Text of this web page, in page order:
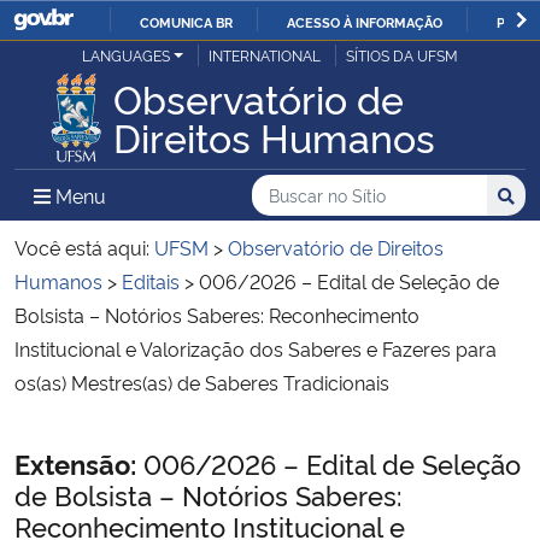
IR
PARA
CONTEÚDO
COMUNICA BR ACESSO À INFORMAÇÃO
Ministério da Justiça e Segurança Pública
Ministério da Defesa
Ministério das Relações Exteriores
Ministério da Economia
Ministério da Educação
LANGUAGES INTERNATIONAL SÍTIOS DA UFSM
Observatório de
Direitos Humanos
Menu Menu Principal do Sítio
Busca
Buscar no no Sítio
Busca:
Você está aqui: UFSM >Observatório de Direitos
Humanos > Editais >006/2026 – Edital de Seleção de
Bolsista – Notórios Saberes: Reconhecimento
Institucional e Valorização dos Saberes e Fazeres para
os(as) Mestres(as) de Saberes Tradicionais
Início do conteúdo
Extensão: 006/2026 – Edital de Seleção
de Bolsista – Notórios Saberes:
Reconhecimento Institucional e